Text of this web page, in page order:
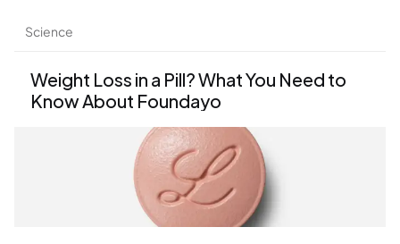
Science
Weight Loss in a Pill? What You Need to
Know About Foundayo